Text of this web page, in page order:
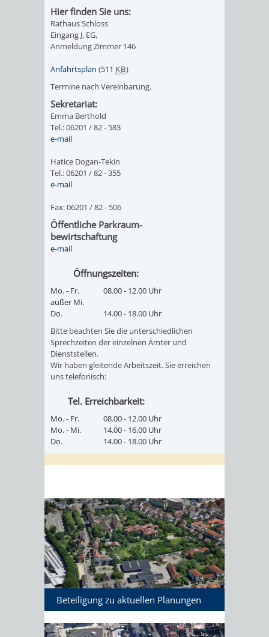
Hier finden Sie uns:
Rathaus Schloss
Eingang J, EG,
Anmeldung Zimmer 146
Anfahrtsplan (511 KB)
Termine nach Vereinbarung.
Sekretariat:
Emma Berthold
Tel.: 06201 / 82 - 583
e-mail
Hatice Dogan-Tekin
Tel.: 06201 / 82 - 355
e-mail
Fax: 06201 / 82 - 506
Öffentliche Parkraum-
bewirtschaftung
e-mail
Öffnungszeiten:
Mo. - Fr.
außer Mi.
08.00 - 12.00 Uhr
Do.
14.00 - 18.00 Uhr
Bitte beachten Sie die unterschiedlichen
Sprechzeiten der einzelnen Ämter und
Dienststellen.
Wir haben gleitende Arbeitszeit. Sie erreichen
uns telefonisch:
Tel. Erreichbarkeit:
Mo. - Fr.
08.00 - 12.00 Uhr
Mo. - Mi.
14.00 - 16.00 Uhr
Do.
14.00 - 18.00 Uhr
Beteiligung zu aktuellen Planungen